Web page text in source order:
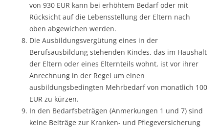
von 930 EUR kann bei erhöhtem Bedarf oder mit
Rücksicht auf die Lebensstellung der Eltern nach
oben abgewichen werden.
Die Ausbildungsvergütung eines in der
Berufsausbildung stehenden Kindes, das im Haushalt
der Eltern oder eines Elternteils wohnt, ist vor ihrer
Anrechnung in der Regel um einen
ausbildungsbedingten Mehrbedarf von monatlich 100
EUR zu kürzen.
In den Bedarfsbeträgen (Anmerkungen 1 und 7) sind
keine Beiträge zur Kranken- und Pflegeversicherung